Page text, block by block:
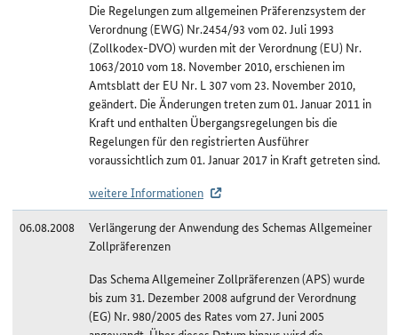
Die Regelungen zum allgemeinen Präferenzsystem der
Verordnung (EWG) Nr.2454/93 vom 02. Juli 1993
(Zollkodex-DVO) wurden mit der Verordnung (EU) Nr.
1063/2010 vom 18. November 2010, erschienen im
Amtsblatt der EU Nr. L 307 vom 23. November 2010,
geändert. Die Änderungen treten zum 01. Januar 2011 in
Kraft und enthalten Übergangsregelungen bis die
Regelungen für den registrierten Ausführer
voraussichtlich zum 01. Januar 2017 in Kraft getreten sind.
weitere Informationen
06.08.2008
Verlängerung der Anwendung des Schemas Allgemeiner
Zollpräferenzen
Das Schema Allgemeiner Zollpräferenzen (APS) wurde
bis zum 31. Dezember 2008 aufgrund der Verordnung
(EG) Nr. 980/2005 des Rates vom 27. Juni 2005